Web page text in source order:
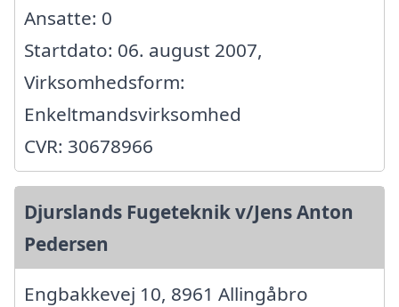
Ansatte: 0
Startdato: 06. august 2007,
Virksomhedsform:
Enkeltmandsvirksomhed
CVR: 30678966
Djurslands Fugeteknik v/Jens Anton
Pedersen
Engbakkevej 10, 8961 Allingåbro